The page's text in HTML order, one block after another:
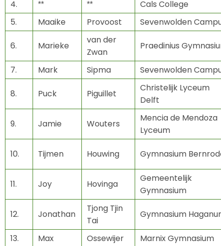
4. ** **
Cals College
5.
Maaike Provoost Sevenwolden
6. Marieke
van der
Zwan
Praedinius
7. Mark Sipma Sevenwolden
8. Puck Piguillet
Christelijk Lyceum
Delft
9. Jamie Wouters
Mencia de Mendoza
Lyceum
10. Tijmen Houwing Gymnasium
11. Joy Hovinga
Gemeentelijk
Gymnasium
12. Jonathan
Tjong Tjin
Tai
Gymnasium
13. Max Ossewijer Marnix Gymnasium